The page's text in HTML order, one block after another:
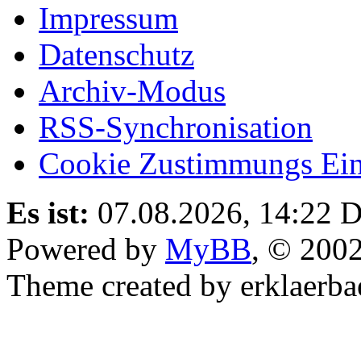
Impressum
Datenschutz
Archiv-Modus
RSS-Synchronisation
Cookie Zustimmungs
Es ist: 07.08.2026, 14:22
Powered by MyBB, ©
Theme created by